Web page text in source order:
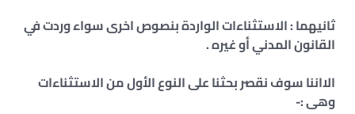
ثانيهما : الاستثناءات الواردة بنصوص اخرى سواء وردت في
القانون المدني أو غيره .
الااننا سوف نقصر بحثنا على النوع الأول من الاستثناءات
وهى :-